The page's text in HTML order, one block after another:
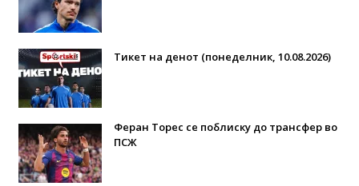
Тикет на денот (понеделник, 10.08.2026)
Феран Торес се поблиску до трансфер во
ПСЖ